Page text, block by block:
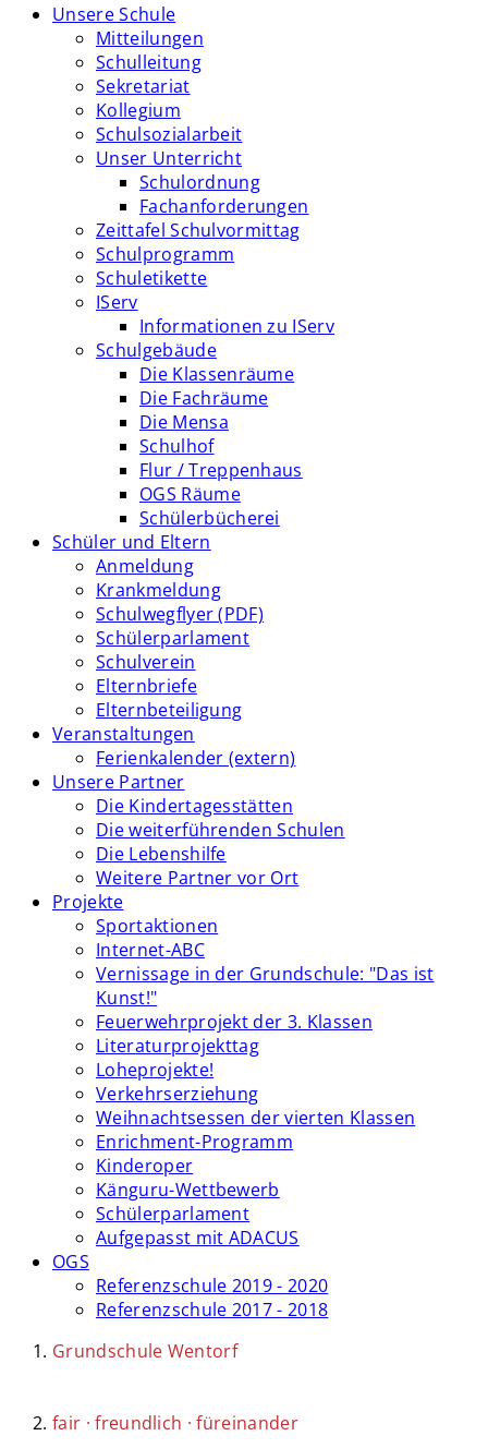
Unsere Schule
Mitteilungen
Schulleitung
Sekretariat
Kollegium
Schulsozialarbeit
Unser Unterricht
Schulordnung
Fachanforderungen
Zeittafel Schulvormittag
Schulprogramm
Schuletikette
IServ
Informationen zu IServ
Schulgebäude
Die Klassenräume
Die Fachräume
Die Mensa
Schulhof
Flur / Treppenhaus
OGS Räume
Schülerbücherei
Schüler und Eltern
Anmeldung
Krankmeldung
Schulwegflyer (PDF)
Schülerparlament
Schulverein
Elternbriefe
Elternbeteiligung
Veranstaltungen
Ferienkalender (extern)
Unsere Partner
Die Kindertagesstätten
Die weiterführenden Schulen
Die Lebenshilfe
Weitere Partner vor Ort
Projekte
Sportaktionen
Internet-ABC
Vernissage in der Grundschule: "Das ist
Kunst!"
Feuerwehrprojekt der 3. Klassen
Literaturprojekttag
Loheprojekte!
Verkehrserziehung
Weihnachtsessen der vierten Klassen
Enrichment-Programm
Kinderoper
Känguru-Wettbewerb
Schülerparlament
Aufgepasst mit ADACUS
OGS
Referenzschule 2019 - 2020
Referenzschule 2017 - 2018
Grundschule Wentorf
fair · freundlich · füreinander